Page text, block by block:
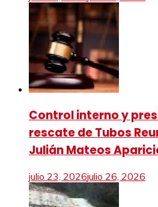
Control interno y
rescate de Tubos
Julián Mateos
julio 23, 2026julio 26, 2026